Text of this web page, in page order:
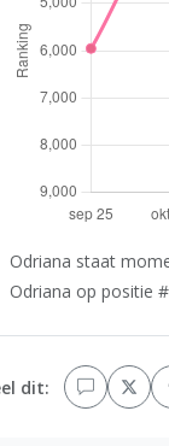
Odriana staat
Odriana op positie
dit: